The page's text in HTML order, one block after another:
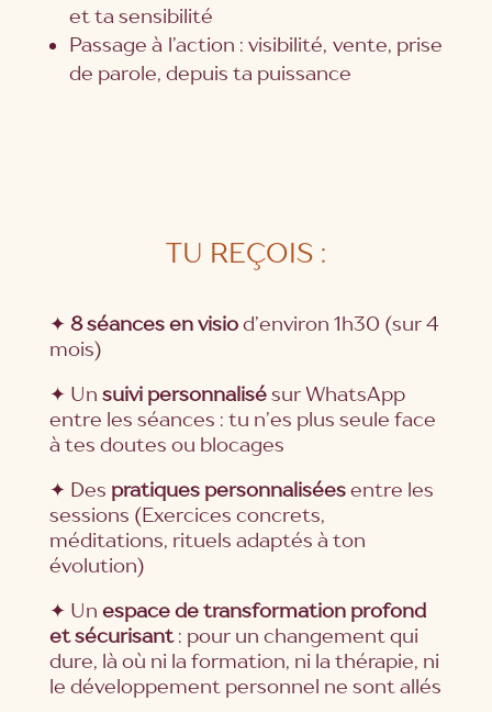
et ta sensibilité
Passage à l’action : visibilité, vente, prise
de parole, depuis ta puissance
TU REÇOIS :
✦ 8 séances en visiod’environ 1h30 (sur 4
mois)
✦ Un suivi personnalisésur WhatsApp
entre les séances : tu n’es plus seule face
à tes doutes ou blocages
✦ Des pratiques personnaliséesentre les
sessions (Exercices concrets,
méditations, rituels adaptés à ton
évolution)
✦ Un espace de transformation profond
et sécurisant: pour un changement qui
dure, là où ni la formation, ni la thérapie, ni
le développement personnel ne sont allés